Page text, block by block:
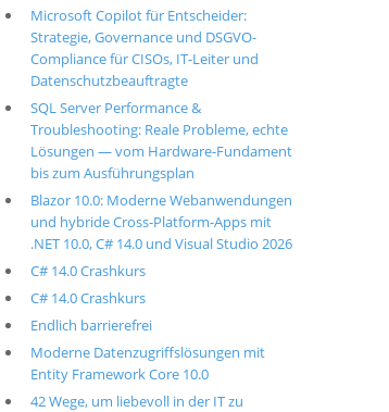
Microsoft Copilot für Entscheider:
Strategie, Governance und DSGVO-
Compliance für CISOs, IT-Leiter und
Datenschutzbeauftragte
SQL Server Performance &
Troubleshooting: Reale Probleme, echte
Lösungen — vom Hardware-Fundament
bis zum Ausführungsplan
Blazor 10.0: Moderne Webanwendungen
und hybride Cross-Platform-Apps mit
.NET 10.0, C# 14.0 und Visual Studio 2026
C# 14.0 Crashkurs
C# 14.0 Crashkurs
Endlich barrierefrei
Moderne Datenzugriffslösungen mit
Entity Framework Core 10.0
42 Wege, um liebevoll in der IT zu